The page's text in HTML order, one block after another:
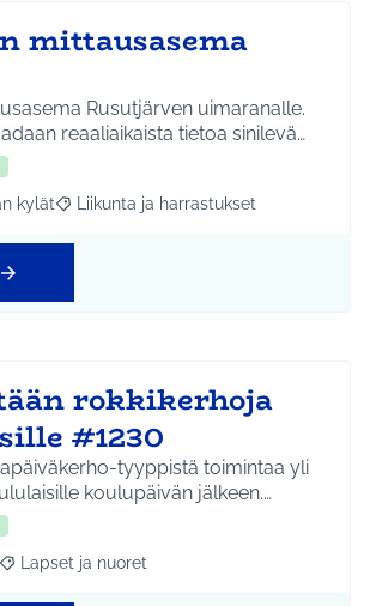
mittausasema
Rusutjärven uimaranalle.
reaaliaikaista tietoa sinilevä…
mukaan: Etelä-Tuusulan kylät
kylät Rajaa tulokset teeman mukaan:
Liikunta ja harrastukset
rokkikerhoja
#1230
tyyppistä toimintaa yli
koulupäivän jälkeen.…
mukaan: Koko Tuusula
Rajaa tulokset teeman mukaan: Lapset ja
Lapset ja nuoret